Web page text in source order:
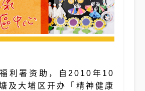
利署资助，自2010年10
及大埔区开办「精神健康